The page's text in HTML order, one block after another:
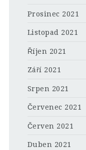
Prosinec 2021
Listopad 2021
Říjen 2021
Září 2021
Srpen 2021
Červenec 2021
Červen 2021
Duben 2021